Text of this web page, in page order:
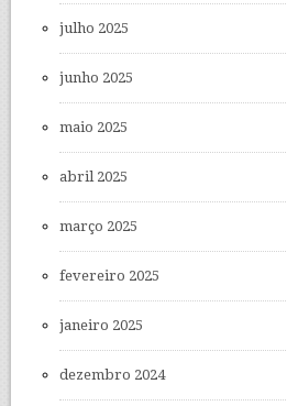
julho 2025
junho 2025
maio 2025
abril 2025
março 2025
fevereiro 2025
janeiro 2025
dezembro 2024